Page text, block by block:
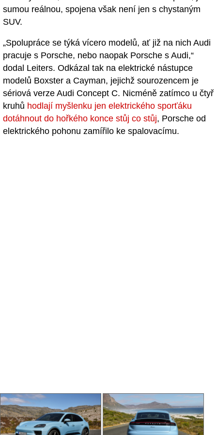
sumou reálnou, spojena však není jen s chystaným
SUV.
„Spolupráce se týká vícero modelů, ať již na nich Audi
pracuje s Porsche, nebo naopak Porsche s Audi,“
dodal Leiters. Odkázal tak na elektrické nástupce
modelů Boxster a Cayman, jejichž sourozencem je
sériová verze Audi Concept C. Nicméně zatímco u čtyř
kruhů hodlají myšlenku jen elektrického sporťáku
dotáhnout do hořkého konce stůj co stůj, Porsche od
elektrického pohonu zamířilo ke spalovacímu.